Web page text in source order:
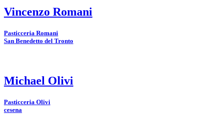
Vincenzo Romani
Pasticceria Romani
San Benedetto del Tronto
Michael Olivi
Pasticceria Olivi
cesena